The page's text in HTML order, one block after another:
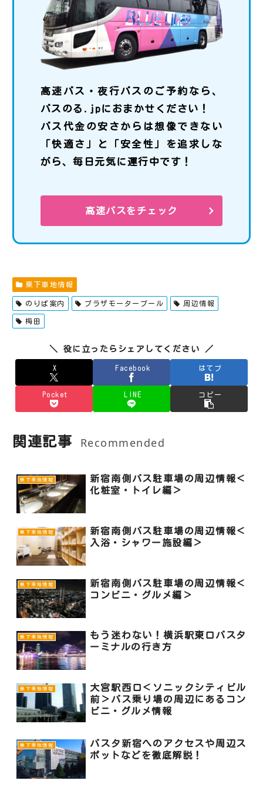
高速バス・夜行バスのご予約なら、
バスのる.jpにおまかせください！
バス代金の安さからは想像できない
「快適さ」と「安全性」を追求しな
がら、毎日元気に運行中です！
高速バスをチェック
乗下車地情報
のりば案内 プラザモータープール 周辺情報
梅田
＼ 役に立ったらシェアしてください ／
X Facebook はてブ
Pocket LINE コピー
関連記事 Recommended
乗下車地情報
新宿南側バス駐車場の周辺情報＜
化粧室・トイレ編＞
乗下車地情報
新宿南側バス駐車場の周辺情報＜
入浴・シャワー施設編＞
乗下車地情報
新宿南側バス駐車場の周辺情報＜
コンビニ・グルメ編＞
乗下車地情報
もう迷わない！横浜駅東口バスタ
ーミナルの行き方
乗下車地情報
大宮駅西口＜ソニックシティビル
前＞バス乗り場の周辺にあるコン
ビニ・グルメ情報
乗下車地情報
バスタ新宿へのアクセスや周辺ス
ポットなどを徹底解説！